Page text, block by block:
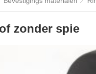
zonder spie